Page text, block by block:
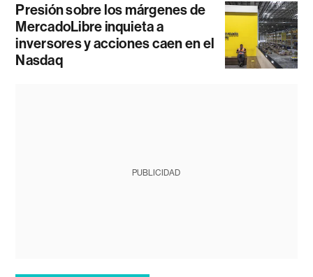
Presión sobre los márgenes de
MercadoLibre inquieta a
inversores y acciones caen en el
Nasdaq
PUBLICIDAD